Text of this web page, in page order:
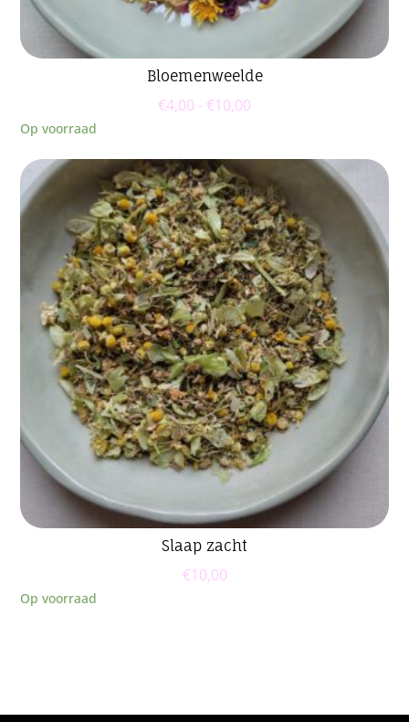
Bloemenweelde
€4,00 -€10,00
€10,00
Op voorraad
Slaap zacht
€10,00
Op voorraad